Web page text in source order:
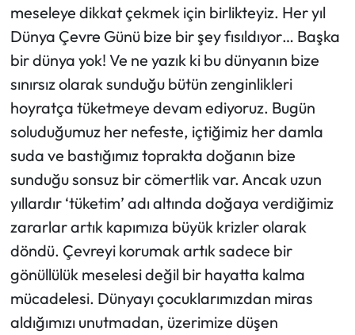
meseleye dikkat çekmek için birlikteyiz. Her yıl
Dünya Çevre Günü bize bir şey fısıldıyor… Başka
bir dünya yok! Ve ne yazık ki bu dünyanın bize
sınırsız olarak sunduğu bütün zenginlikleri
hoyratça tüketmeye devam ediyoruz. Bugün
soluduğumuz her nefeste, içtiğimiz her damla
suda ve bastığımız toprakta doğanın bize
sunduğu sonsuz bir cömertlik var. Ancak uzun
yıllardır ‘tüketim’ adı altında doğaya verdiğimiz
zararlar artık kapımıza büyük krizler olarak
döndü. Çevreyi korumak artık sadece bir
gönüllülük meselesi değil bir hayatta kalma
mücadelesi. Dünyayı çocuklarımızdan miras
aldığımızı unutmadan, üzerimize düşen